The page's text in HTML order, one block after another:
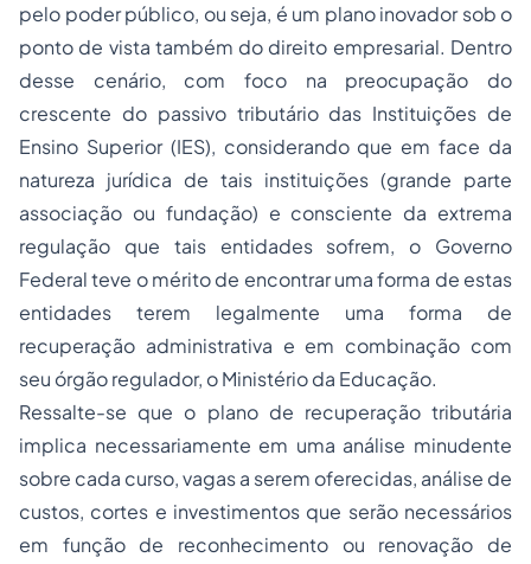
pelo poder público, ou seja, é um plano inovador sob o
ponto de vista também do direito empresarial. Dentro
desse cenário, com foco na preocupação do
crescente do passivo tributário das Instituições de
Ensino Superior (IES), considerando que em face da
natureza jurídica de tais instituições (grande parte
associação ou fundação) e consciente da extrema
regulação que tais entidades sofrem, o Governo
Federal teve o mérito de encontrar uma forma de estas
entidades terem legalmente uma forma de
recuperação administrativa e em combinação com
seu órgão regulador, o Ministério da Educação.
Ressalte-se que o plano de recuperação tributária
implica necessariamente em uma análise minudente
sobre cada curso, vagas a serem oferecidas, análise de
custos, cortes e investimentos que serão necessários
em função de reconhecimento ou renovação de